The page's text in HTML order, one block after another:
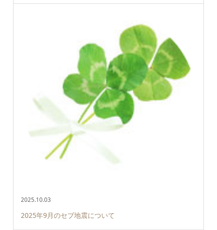
2025.10.03
2025年9月のセブ地震について